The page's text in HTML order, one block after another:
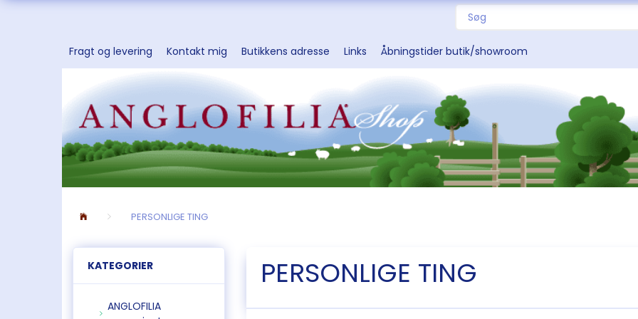
Fragt og levering Kontakt mig Butikkens adresse Links Åbningstider butik/showroom
PERSONLIGE TING
KATEGORIER
ANGLOFILIA
PERSONLIGE TING